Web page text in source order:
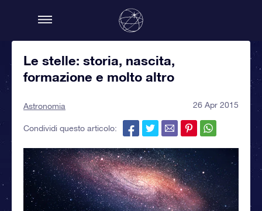
Le stelle: storia, nascita,
formazione e molto altro
Astronomia 26 Apr 2015
Condividi questo articolo: